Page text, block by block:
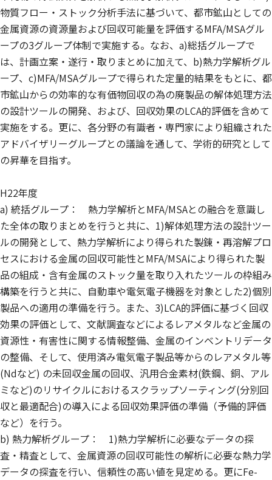
物質フロー・ストック分析手法に基づいて、都市鉱山としての
金属資源の資源量および回収可能量を評価するMFA/MSAグル
ープの3グループ体制で実施する。なお、a)総括グループで
は、計画立案・遂行・取りまとめに加えて、b)熱力学解析グル
ープ、c)MFA/MSAグループで得られた定量的結果をもとに、都
市鉱山からの効率的な有価物回収の為の廃製品の解体処理方法
の設計ツールの開発、および、回収効果のLCA的評価を含めて
実施をする。更に、各分野の有識者・専門家により組織された
アドバイザリーグループとの議論を通して、学術的研究として
の昇華を目指す。
H22年度
a) 統括グループ： 熱力学解析とMFA/MSAとの融合を意識し
た全体の取りまとめを行うと共に、1)解体処理方法の設計ツー
ルの開発として、熱力学解析により得られた製錬・再溶解プロ
セスにおける金属の回収可能性とMFA/MSAにより得られた製
品の組成・含有金属のストック量を取り入れたツールの枠組み
構築を行うと共に、自動車や電気電子機器を対象とした2)個別
製品への適用の準備を行う。また、3)LCA的評価に基づく回収
効果の評価として、文献調査などによるレアメタルなど金属の
資源性・有害性に関する情報整備、金属のインベントリデータ
の整備、そして、使用済み電気電子製品等からのレアメタル等
(Ndなど) の未回収金属の回収、汎用合金素材(鉄鋼、銅、アル
ミなど)のリサイクルにおけるスクラップソーティング(分別回
収と最適配合)の導入による回収効果評価の準備（予備的評価
など）を行う。
b) 熱力解析グループ： 1)熱力学解析に必要なデータの探
査・精査として、金属資源の回収可能性の解析に必要な熱力学
データの探査を行い、信頼性の高い値を見定める。更にFe-